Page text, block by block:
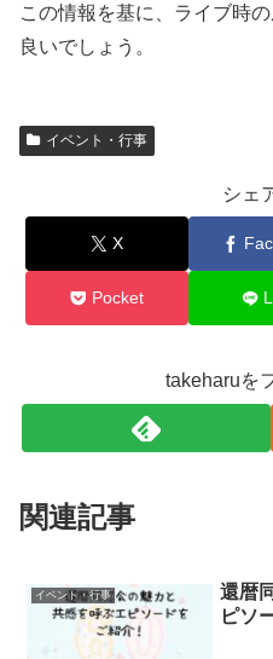
この情報を基に、ライブ時
良いでしょう。
イベント・行事
シェ
X
Pocket
takeharuを
関連記事
イベント・行事
還暦
ピソ